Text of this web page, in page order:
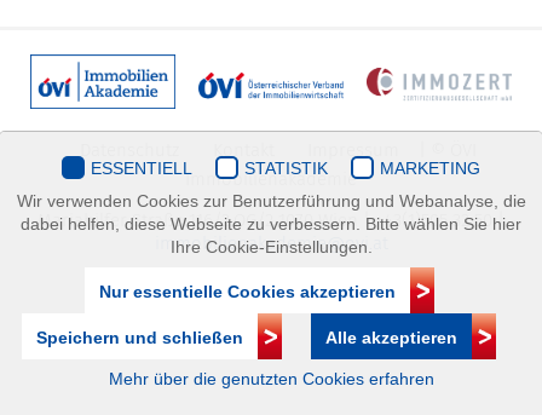
Immobilienakademie
Mariahilfer Straße 116/2.OG/2 1070 Wien | +43(1)505 32 50 |
immobilienakademie@ovi.at
ESSENTIELL STATISTIK
MARKETING
Wir verwenden Cookies zur Benutzerführung und Webanalyse, die
dabei helfen, diese Webseite zu verbessern. Bitte wählen Sie hier
Ihre Cookie-Einstellungen.
Nur essentielle Cookies akzeptieren
Speichern und schließen Alle akzeptieren
Mehr über die genutzten Cookies erfahren